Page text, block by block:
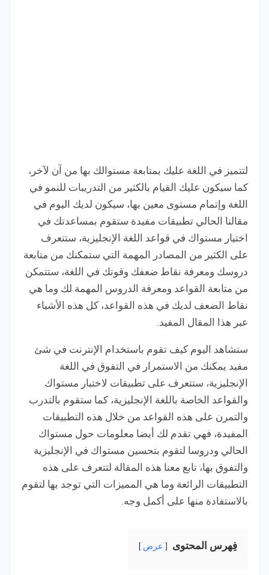
لتتميز في اللغة عليك بمتابعة مستوالك بها من آن لآخر،
كما سيكون عليك القيام بالكثير من التدريبات للنمو في
اللغة وإتمام مستوى معين بها، سيكون لديك اليوم في
مقالنا الحالي تطبيقات مفيدة ستقوم بمساعدتك في
اختيار مستواك في قواعد اللغة الإنجليزية، ستتعرف
على الكثير من المصادر المهمة التي ستمكنك من متابعة
دروسك ومعرفة نقاط ضعفك وقوتك في اللغة، ستتمكن
من متابعة القواعد ومعرفة الدروس المهمة لك وما هي
نقاط الضعف لديك في هذه القواعد، كل هذه الأشياء
عبر هذا المقال المفيد.
ستشاهد اليوم كيف تقوم باستخدام الإنترنت في شئ
مفيد يمكنك من الاستمرار في التفوق في اللغة
الإنجليزية، ستتعرف على تطبيقات لاختبار مستواك
والقواعد الخاصة باللغة الإنجليزية، كما ستقوم بالتدرب
والتمرن على هذه القواعد من خلال هذه التطبيقات
المفيدة، فهي تقدم لك أيضا معلومات حول مستواك
الحالي ودروسا لتقوم بتحسين مستواك في الإنجليزية
والتفوق بها، تابع معنا هذه المقالة لتتعرف على هذه
التطبيقات الرائعة وما هي المميزات التي توجد بها لتقوم
بالاستفادة منها على أكمل وجه.
فِهرس المحتوى عرض